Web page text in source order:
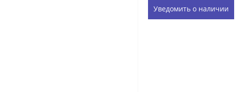
Уведомить о наличии